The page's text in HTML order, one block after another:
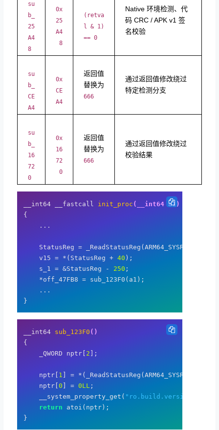
su
b_
25
A4
8
0x
25
A4
8
(retva
l & 1)
== 0
Native 环境检测、代
码 CRC / APK v1 签
名校验
su
b_
CE
A4
0x
CE
A4
返回值
替换为
666
通过返回值修改绕过
特定检测分支
su
b_
16
72
0
0x
16
72
0
返回值
替换为
666
通过返回值修改绕过
校验结果
__int64 __fastcall init_proc(__int64 a1)
{
    ...
    StatusReg = _ReadStatusReg(ARM64_SYSREG(
    v15 = *(StatusReg +
40);
    s_1 = &StatusReg -
250 ;
    *off_47FB8 = sub_123F0(a1);
    ...
__int64 sub_123F0()
{
    _QWORD nptr[
2];
    nptr[
1 ] = *(_ReadStatusReg(ARM64_SYSREG(
    nptr[
0] = 0LL ;
    __system_property_get(
"ro.build.version.sdk"
return atoi(nptr);